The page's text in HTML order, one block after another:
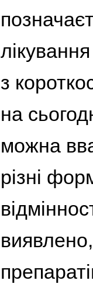
з
на
можна
різні